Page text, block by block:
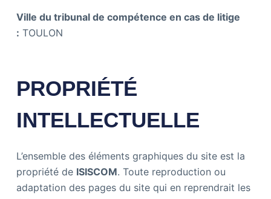
Ville du tribunal de compétence en cas de litige
: TOULON
PROPRIÉTÉ
INTELLECTUELLE
L’ensemble des éléments graphiques du site est la
propriété de ISISCOM. Toute reproduction ou
adaptation des pages du site qui en reprendrait les